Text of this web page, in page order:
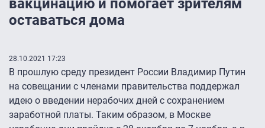
вакцинацию и помогает зрителям
оставаться дома
28.10.2021 17:23
В прошлую среду президент России Владимир Путин
на совещании с членами правительства поддержал
идею о введении нерабочих дней с сохранением
заработной платы. Таким образом, в Москве